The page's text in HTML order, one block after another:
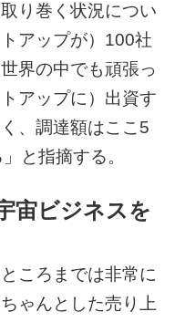
り巻く状況につい
アップが）100社
界の中でも頑張っ
アップに）出資す
、調達額はここ5
と指摘する。
宙ビジネスを
ころまでは非常に
ゃんとした売り上